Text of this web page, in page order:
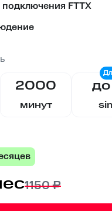
подключения FTTX
2000
минут
1150 ₽